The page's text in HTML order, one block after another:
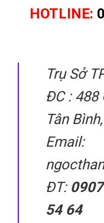
HOTLINE:
Trụ Sở
ĐC : 488
Tân
Email:
ĐT:
54 64